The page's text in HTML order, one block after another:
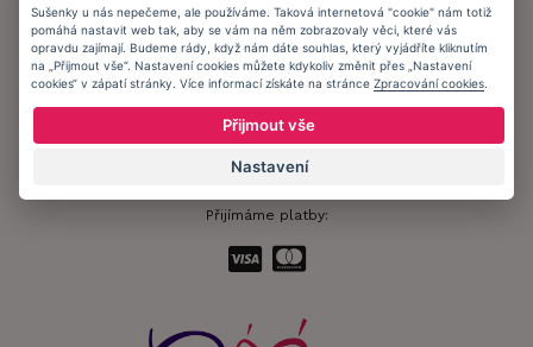
Informační memorandum
Zůstaňte s námi v kontaktu.
Přijímáme platby:
Sušenky u nás nepečeme, ale používáme. Taková internetová "cookie" nám totiž
pomáhá nastavit web tak, aby se vám na něm zobrazovaly věci, které vás
opravdu zajímají. Budeme rády, když nám dáte souhlas, který vyjádříte kliknutím
na „Přijmout vše“. Nastavení cookies můžete kdykoliv změnit přes „Nastavení
cookies“ v zápatí stránky. Více informací získáte na stránce Zpracování cookies
Přijmout vše
Nastavení